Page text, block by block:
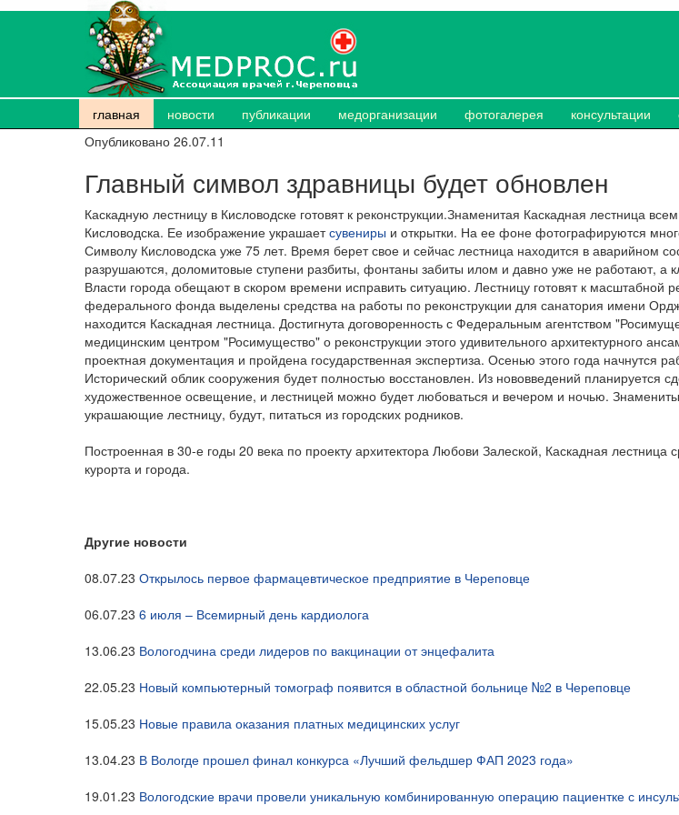
главная новости публикации медорганизации фотогалерея консультации
Опубликовано 26.07.11
Главный символ здравницы будет обновлен
Каскадную лестницу в Кисловодске готовят к реконструкции.Знаменитая Каскадная лестница
Кисловодска. Ее изображение украшаетсувениры и открытки. На ее фоне фотографируются
Символу Кисловодска уже 75 лет. Время берет свое и сейчас лестница находится в аварийном
разрушаются, доломитовые ступени разбиты, фонтаны забиты илом и давно уже не работают, а
Власти города обещают в скором времени исправить ситуацию. Лестницу готовят к масштабной
федерального фонда выделены средства на работы по реконструкции для санатория имени
находится Каскадная лестница. Достигнута договоренность с Федеральным агентством
медицинским центром "Росимущество" о реконструкции этого удивительного архитектурного
проектная документация и пройдена государственная экспертиза. Осенью этого года начнутся
Исторический облик сооружения будет полностью восстановлен. Из нововведений планируется
художественное освещение, и лестницей можно будет любоваться и вечером и ночью.
украшающие лестницу, будут, питаться из городских родников.
Построенная в 30-е годы 20 века по проекту архитектора Любови Залеской, Каскадная лестница
курорта и города.
Другие новости
08.07.23 Открылось первое фармацевтическое предприятие в Череповце
06.07.23 6 июля – Всемирный день кардиолога
13.06.23 Вологодчина среди лидеров по вакцинации от энцефалита
22.05.23 Новый компьютерный томограф появится в областной больнице №2 в Череповце
15.05.23 Новые правила оказания платных медицинских услуг
13.04.23 В Вологде прошел финал конкурса «Лучший фельдшер ФАП 2023 года»
19.01.23 Вологодские врачи провели уникальную комбинированную операцию пациентке с